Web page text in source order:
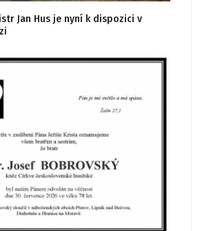
Jan Hus je nyní k dispozici v